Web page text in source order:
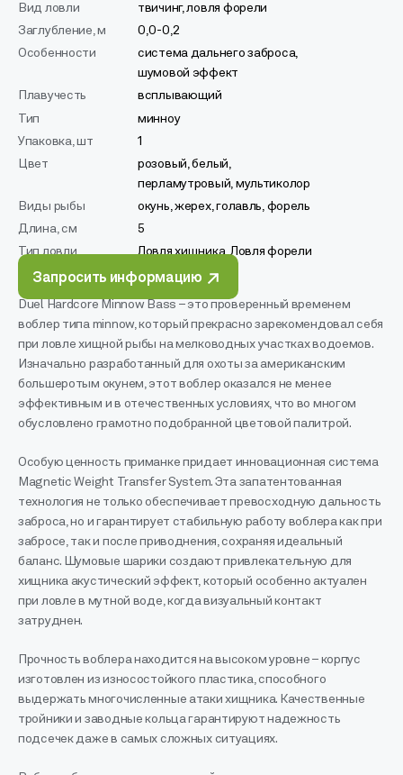
Вид ловли
твичинг, ловля форели
Заглубление, м
0,0-0,2
Особенности
система дальнего заброса,
шумовой эффект
Плавучесть
всплывающий
Тип
минноу
Упаковка, шт
1
Цвет
розовый, белый,
перламутровый, мультиколор
Виды рыбы
окунь, жерех, голавль, форель
Длина, см
5
Тип ловли
Ловля хищника, Ловля форели
Запросить информацию
Duel Hardcore Minnow Bass – это проверенный временем
воблер типа minnow, который прекрасно зарекомендовал себя
при ловле хищной рыбы на мелководных участках водоемов.
Изначально разработанный для охоты за американским
большеротым окунем, этот воблер оказался не менее
эффективным и в отечественных условиях, что во многом
обусловлено грамотно подобранной цветовой палитрой.
Особую ценность приманке придает инновационная система
Magnetic Weight Transfer System. Эта запатентованная
технология не только обеспечивает превосходную дальность
заброса, но и гарантирует стабильную работу воблера как при
забросе, так и после приводнения, сохраняя идеальный
баланс. Шумовые шарики создают привлекательную для
хищника акустический эффект, который особенно актуален
при ловле в мутной воде, когда визуальный контакт
затруднен.
Прочность воблера находится на высоком уровне – корпус
изготовлен из износостойкого пластика, способного
выдержать многочисленные атаки хищника. Качественные
тройники и заводные кольца гарантируют надежность
подсечек даже в самых сложных ситуациях.